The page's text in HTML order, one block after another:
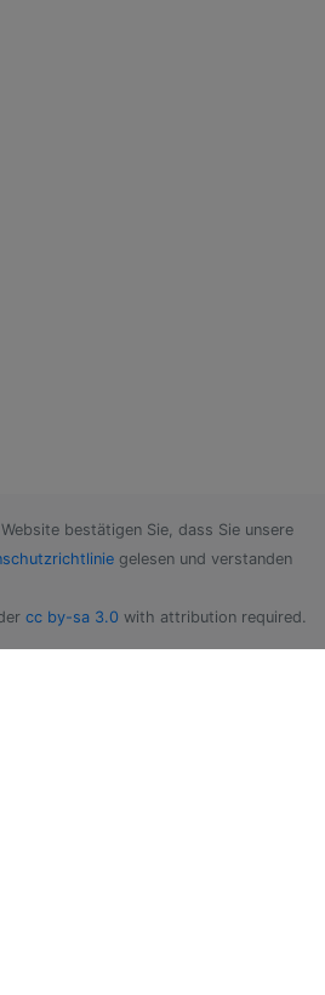
bestätigen Sie, dass Sie unsere
gelesen und verstanden
cc by-sa 3.0 with attribution required.